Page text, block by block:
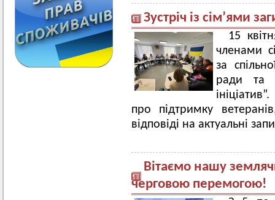
Зустріч із сім’ями
15
членами
за
ради та
про підтримку
відповіді на актуальні
Вітаємо нашу
черговою перемогою!